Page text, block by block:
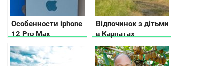
Особенности iphone
12 Pro Max
Відпочинок з дітьми
в Карпатах